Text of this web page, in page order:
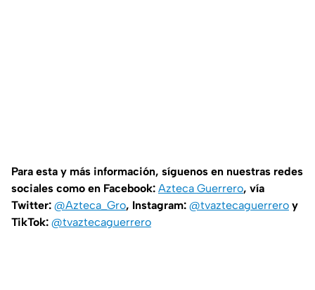
Para esta y más información, síguenos en nuestras redes
sociales como en Facebook: Azteca Guerrero, vía
Twitter: @Azteca_Gro, Instagram: @tvaztecaguerrero y
TikTok: @tvaztecaguerrero